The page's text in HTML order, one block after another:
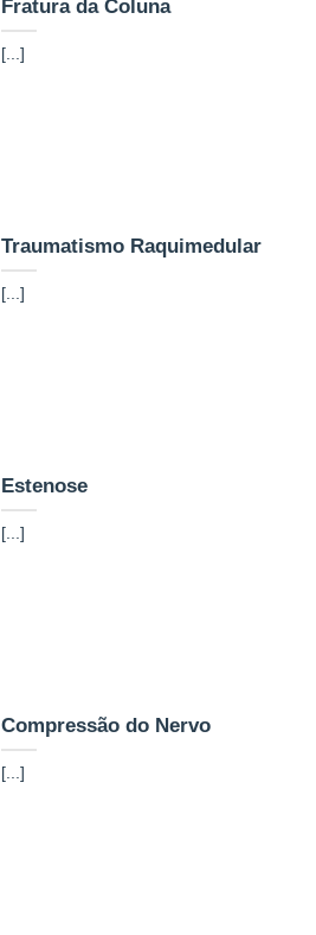
Fratura da Coluna
[...]
Traumatismo Raquimedular
[...]
Estenose
[...]
Compressão do Nervo
[...]